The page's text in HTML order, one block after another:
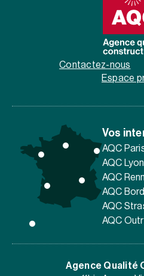
Contactez-nous
Espace
Vos
AQC
AQC Lyon
AQC
AQC
AQC
AQC
Agence Qualité